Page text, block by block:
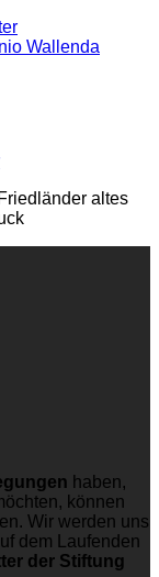
altes
haben,
können
Wir werden uns
dem Laufenden
der Stiftung